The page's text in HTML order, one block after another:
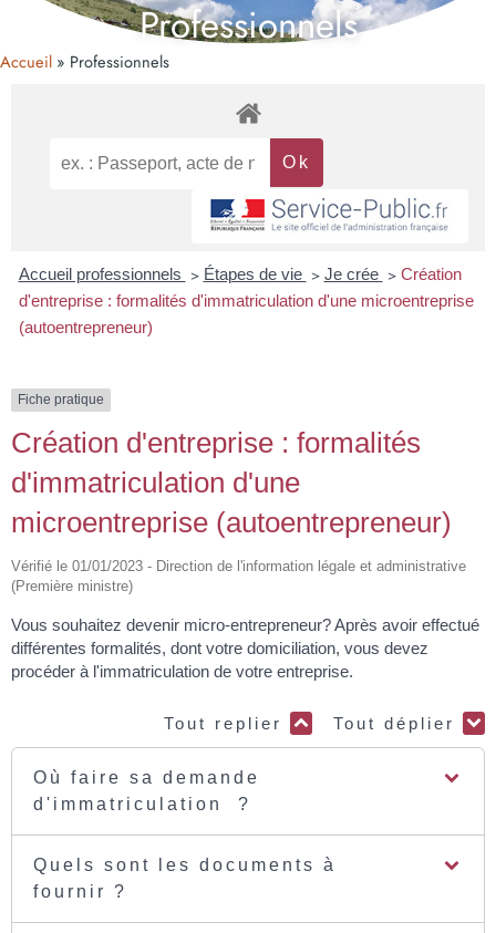
Professionnels
Accueil Professionnels
Accueil professionnels > Étapes de vie > Je crée > Création
d'entreprise : formalités d'immatriculation d'une microentreprise
(autoentrepreneur)
Fiche pratique
Création d'entreprise : formalités
d'immatriculation d'une
microentreprise (autoentrepreneur)
Vérifié le 01/01/2023 - Direction de l'information légale et administrative
(Première ministre)
Vous souhaitez devenir micro-entrepreneur? Après avoir effectué
différentes formalités, dont votre domiciliation, vous devez
procéder à l'immatriculation de votre entreprise.
Tout replier Tout déplier
Où faire sa demande
d'immatriculation ?
Quels sont les documents à
fournir ?